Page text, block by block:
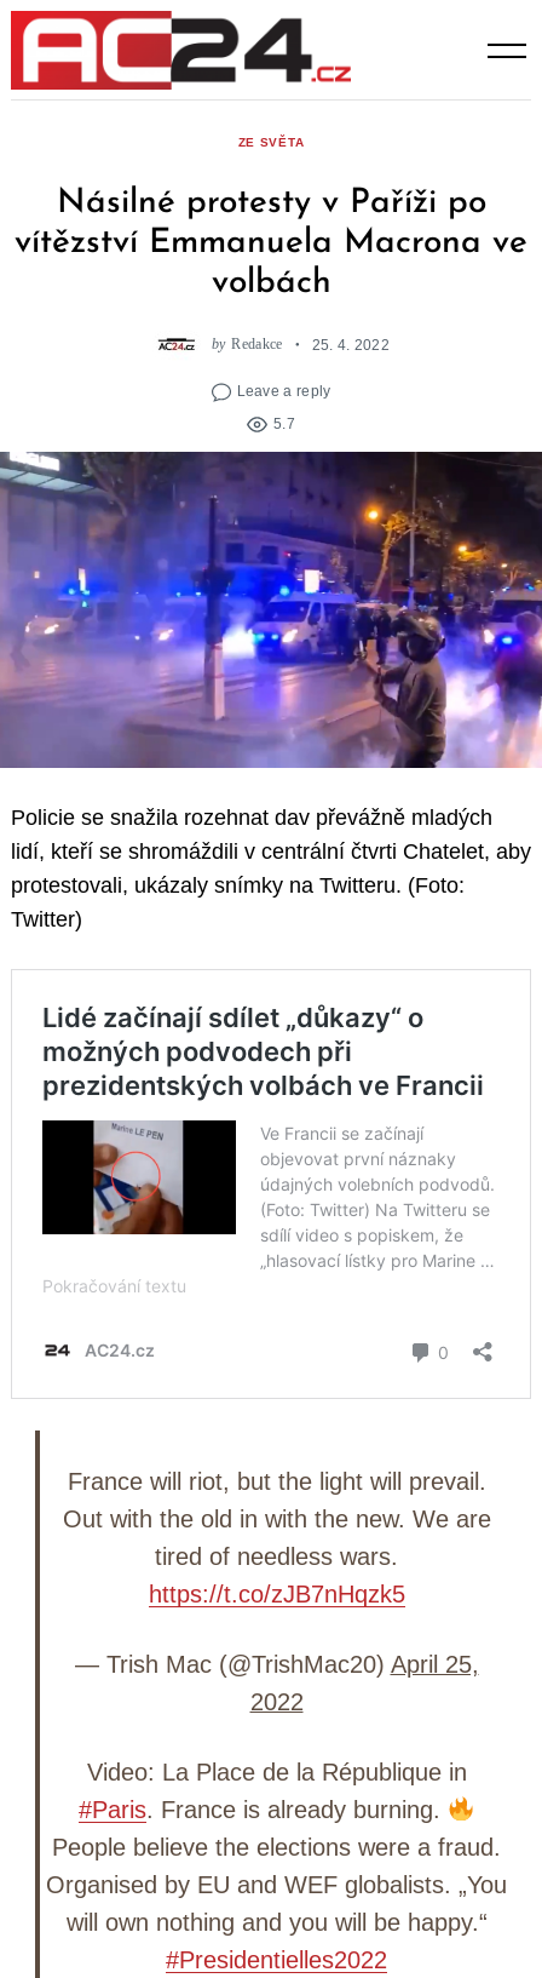
Skip
content
ZE SVĚTA
Násilné protesty v Paříži po
vítězství Emmanuela Macrona ve
volbách
by Redakce 25. 4. 2022
Leave a reply
5.7
Policie se snažila rozehnat dav převážně mladých
lidí, kteří se shromáždili v centrální čtvrti Chatelet, aby
protestovali, ukázaly snímky na Twitteru. (Foto:
Twitter)
France will riot, but the light will prevail.
Out with the old in with the new. We are
tired of needless wars.
https://t.co/zJB7nHqzk5
— Trish Mac (@TrishMac20) April 25,
2022
Video: La Place de la République in
#Paris. France is already burning.
People believe the elections were a fraud.
Organised by EU and WEF globalists. „You
will own nothing and you will be happy.“
#Presidentielles2022